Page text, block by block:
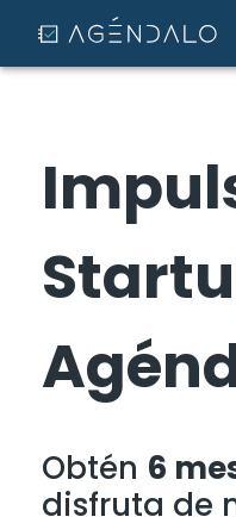
Obtén 6
disfruta de